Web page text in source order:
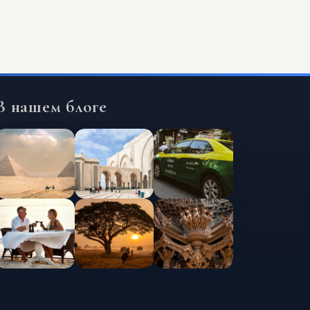
нашем блоге